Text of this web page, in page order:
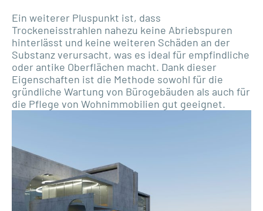
Ein weiterer Pluspunkt ist, dass
Trockeneisstrahlen nahezu keine Abriebspuren
hinterlässt und keine weiteren Schäden an der
Substanz verursacht, was es ideal für empfindliche
oder antike Oberflächen macht. Dank dieser
Eigenschaften ist die Methode sowohl für die
gründliche Wartung von Bürogebäuden als auch für
die Pflege von Wohnimmobilien gut geeignet.